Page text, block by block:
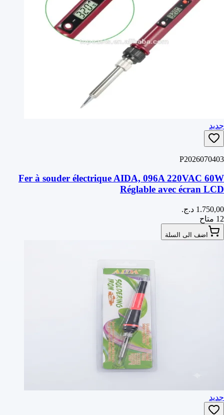
جديد
P2026070403
Fer à souder électrique AIDA, 096A 220VAC 60W
Réglable avec écran LCD
12 متاح
اضف الى السلة
جديد